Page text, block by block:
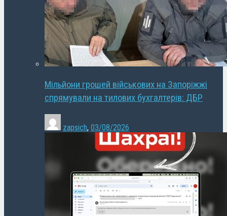
Мільйони грошей військових на Запоріжжі
спрямували на тилових бухгалтерів: ДБР
zapsich, 03/08/2026